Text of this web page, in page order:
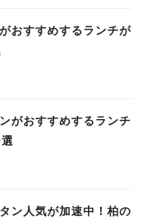
おすすめするランチが
がおすすめするランチ
ン人気が加速中！柏の